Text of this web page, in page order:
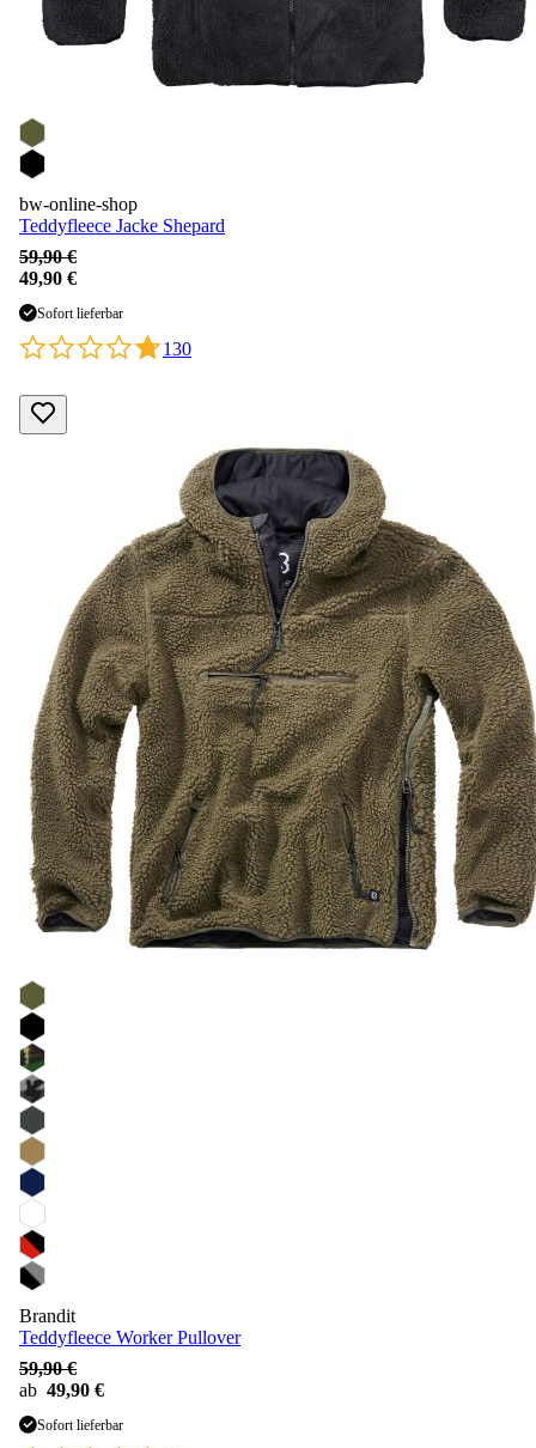
bw-online-shop
Teddyfleece Jacke Shepard
59,90 €
49,90 €
Sofort lieferbar
130
Brandit
Teddyfleece Worker Pullover
59,90 €
ab 49,90 €
Sofort lieferbar